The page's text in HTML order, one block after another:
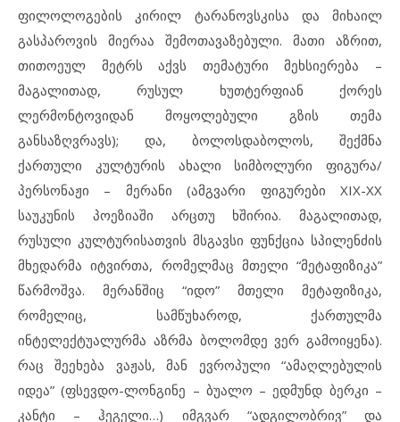
ფილოლოგების კირილ ტარანოვსკისა და მიხაილ
გასპაროვის მიერაა შემოთავაზებული. მათი აზრით,
თითოეულ მეტრს აქვს თემატური მეხსიერება –
მაგალითად, რუსულ ხუთტერფიან ქორეს
ლერმონტოვიდან მოყოლებული გზის თემა
განსაზღვრავს); და, ბოლოსდაბოლოს, შექმნა
ქართული კულტურის ახალი სიმბოლური ფიგურა/
პერსონაჟი – მერანი (ამგვარი ფიგურები XIX-XX
საუკუნის პოეზიაში არცთუ ხშირია. მაგალითად,
რუსული კულტურისათვის მსგავსი ფუნქცია სპილენძის
მხედარმა იტვირთა, რომელმაც მთელი “მეტაფიზიკა”
წარმოშვა. მერანშიც “იდო” მთელი მეტაფიზიკა,
რომელიც, სამწუხაროდ, ქართულმა
ინტელექტუალურმა აზრმა ბოლომდე ვერ გამოიყენა).
რაც შეეხება ვაჟას, მან ევროპული “ამაღლებულის
იდეა” (ფსევდო-ლონგინე – ბუალო – ედმუნდ ბერკი –
კანტი – ჰეგელი…) იმგვარ “ადგილობრივ” და